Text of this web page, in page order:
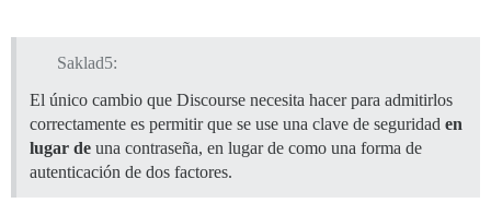
Saklad5:
El único cambio que Discourse necesita hacer para admitirlos
correctamente es permitir que se use una clave de seguridad en
lugar de una contraseña, en lugar de como una forma de
autenticación de dos factores.